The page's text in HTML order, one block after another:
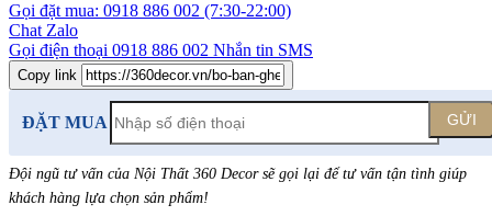
Gọi đặt mua: 0918 886 002 (7:30-22:00)
Chat Zalo
Gọi điện thoại 0918 886 002 Nhắn tin SMS
Copy link
ĐẶT MUA GỬI
Đội ngũ tư vấn của Nội Thất 360 Decor sẽ gọi lại để tư vấn tận tình giúp
khách hàng lựa chọn sản phẩm!